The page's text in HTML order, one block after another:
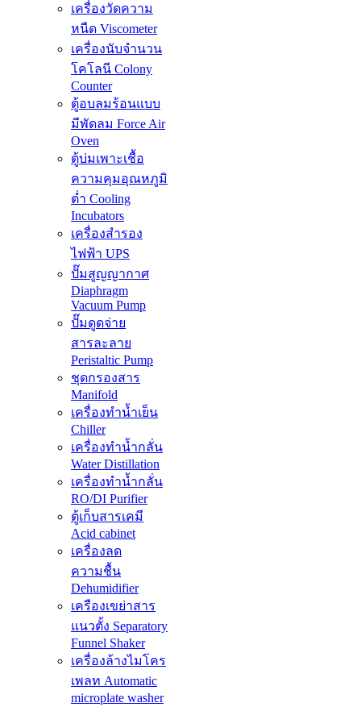
เครื่องวัดความ
หนืด Viscometer
เครื่องนับจำนวน
โคโลนี Colony
Counter
ตู้อบลมร้อนแบบ
มีพัดลม Force Air
Oven
ตู้บ่มเพาะเชื้อ
ความคุมอุณหภูมิ
ต่ำ Cooling
Incubators
เครื่องสำรอง
ไฟฟ้า UPS
ปั๊มสูญญากาศ
Diaphragm
Vacuum Pump
ปั๊มดูดจ่าย
สารละลาย
Peristaltic Pump
ชุดกรองสาร
Manifold
เครื่องทำน้ำเย็น
Chiller
เครื่องทำน้ำกลั่น
Water Distillation
เครื่องทำน้ำกลั่น
RO/DI Purifier
ตู้เก็บสารเคมี
Acid cabinet
เครื่องลด
ความชื้น
Dehumidifier
เครืองเขย่าสาร
แนวตั้ง Separatory
Funnel Shaker
เครื่องล้างไมโคร
เพลท Automatic
microplate washer